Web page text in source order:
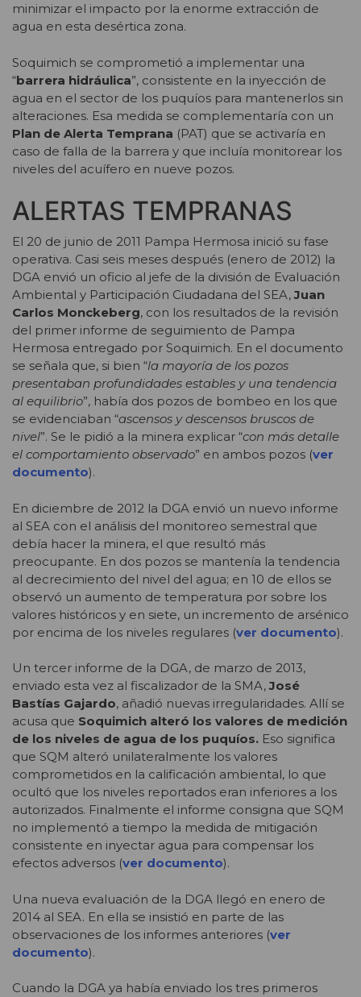
minimizar el impacto por la enorme extracción de
agua en esta desértica zona.
Soquimich se comprometió a implementar una
“barrera hidráulica”, consistente en la inyección de
agua en el sector de los puquíos para mantenerlos sin
alteraciones. Esa medida se complementaría con un
Plan de Alerta Temprana (PAT) que se activaría en
caso de falla de la barrera y que incluía monitorear los
niveles del acuífero en nueve pozos.
ALERTAS TEMPRANAS
El 20 de junio de 2011 Pampa Hermosa inició su fase
operativa. Casi seis meses después (enero de 2012) la
DGA envió un oficio al jefe de la división de Evaluación
Ambiental y Participación Ciudadana del SEA,Juan
Carlos Monckeberg, con los resultados de la revisión
del primer informe de seguimiento de Pampa
Hermosa entregado por Soquimich. En el documento
se señala que, si bien “la mayoría de los pozos
presentaban profundidades estables y una tendencia
al equilibrio”, había dos pozos de bombeo en los que
se evidenciaban “ascensos y descensos bruscos de
nivel”. Se le pidió a la minera explicar “con más detalle
el comportamiento observado” en ambos pozos (ver
documento).
En diciembre de 2012 la DGA envió un nuevo informe
al SEA con el análisis del monitoreo semestral que
debía hacer la minera, el que resultó más
preocupante. En dos pozos se mantenía la tendencia
al decrecimiento del nivel del agua; en 10 de ellos se
observó un aumento de temperatura por sobre los
valores históricos y en siete, un incremento de arsénico
por encima de los niveles regulares (ver documento).
Un tercer informe de la DGA, de marzo de 2013,
enviado esta vez al fiscalizador de la SMA,José
Bastías Gajardo, añadió nuevas irregularidades. Allí se
acusa que Soquimich alteró los valores de medición
de los niveles de agua de los puquíos. Eso significa
que SQM alteró unilateralmente los valores
comprometidos en la calificación ambiental, lo que
ocultó que los niveles reportados eran inferiores a los
autorizados. Finalmente el informe consigna que SQM
no implementó a tiempo la medida de mitigación
consistente en inyectar agua para compensar los
efectos adversos (ver documento).
Una nueva evaluación de la DGA llegó en enero de
2014 al SEA. En ella se insistió en parte de las
observaciones de los informes anteriores (ver
documento).
Cuando la DGA ya había enviado los tres primeros